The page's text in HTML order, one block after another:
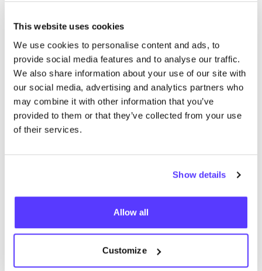
This website uses cookies
We use cookies to personalise content and ads, to
provide social media features and to analyse our traffic.
We also share information about your use of our site with
our social media, advertising and analytics partners who
may combine it with other information that you’ve
provided to them or that they’ve collected from your use
of their services.
Show details
Allow all
Customize
Dosentintie 7D, Helsinki
2ème main Vêtements
List